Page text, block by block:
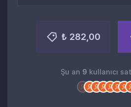
₺ 282,00
Şu an 9 kullanıcı